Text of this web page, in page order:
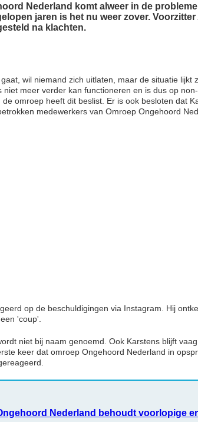
Nederland komt alweer in de
jaren is het nu weer zover. Voorzitter
na klachten.
wil niemand zich uitlaten, maar de situatie lijkt
meer verder kan functioneren en is dus op
omroep heeft dit beslist. Er is ook besloten dat
medewerkers van Omroep Ongehoord
op de beschuldigingen via Instagram. Hij
'coup'.
niet bij naam genoemd. Ook Karstens blijft
keer dat omroep Ongehoord Nederland in
Nederland behoudt voorlopige